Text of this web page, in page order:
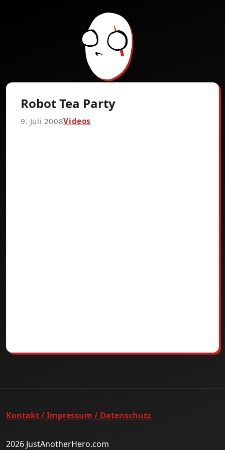
Robot Tea Party
9. Juli 2008Videos
Kontakt / Impressum / Datenschutz
2026 JustAnotherHero.com